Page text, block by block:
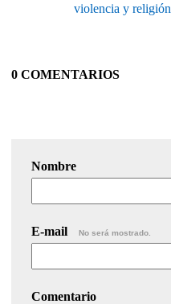
violencia y
0 COMENTARIOS
Nombre
E-mail No será mostrado.
Comentario